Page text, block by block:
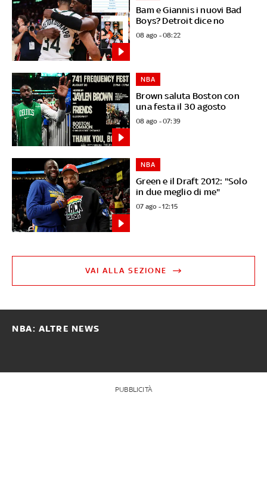
Bam e Giannis i nuovi Bad
Boys? Detroit dice no
08 ago - 08:22
Brown saluta Boston con
una festa il 30 agosto
NBA
08 ago - 07:39
Green e il Draft 2012: "Solo
in due meglio di me"
NBA
07 ago - 12:15
VAI ALLA SEZIONE
NBA: ALTRE NEWS
PUBBLICITÀ